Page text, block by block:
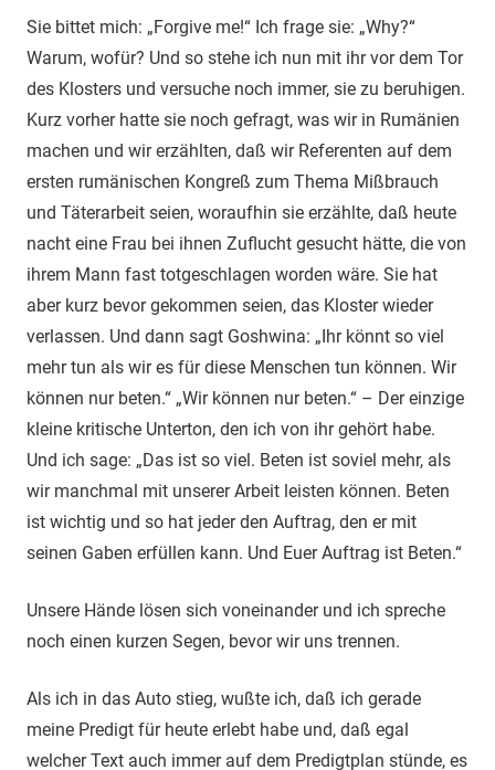
Sie bittet mich: „Forgive me!“ Ich frage sie: „Why?“
Warum, wofür? Und so stehe ich nun mit ihr vor dem Tor
des Klosters und versuche noch immer, sie zu beruhigen.
Kurz vorher hatte sie noch gefragt, was wir in Rumänien
machen und wir erzählten, daß wir Referenten auf dem
ersten rumänischen Kongreß zum Thema Mißbrauch
und Täterarbeit seien, woraufhin sie erzählte, daß heute
nacht eine Frau bei ihnen Zuflucht gesucht hätte, die von
ihrem Mann fast totgeschlagen worden wäre. Sie hat
aber kurz bevor gekommen seien, das Kloster wieder
verlassen. Und dann sagt Goshwina: „Ihr könnt so viel
mehr tun als wir es für diese Menschen tun können. Wir
können nur beten.“ „Wir können nur beten.“ – Der einzige
kleine kritische Unterton, den ich von ihr gehört habe.
Und ich sage: „Das ist so viel. Beten ist soviel mehr, als
wir manchmal mit unserer Arbeit leisten können. Beten
ist wichtig und so hat jeder den Auftrag, den er mit
seinen Gaben erfüllen kann. Und Euer Auftrag ist Beten.“
Unsere Hände lösen sich voneinander und ich spreche
noch einen kurzen Segen, bevor wir uns trennen.
Als ich in das Auto stieg, wußte ich, daß ich gerade
meine Predigt für heute erlebt habe und, daß egal
welcher Text auch immer auf dem Predigtplan stünde, es